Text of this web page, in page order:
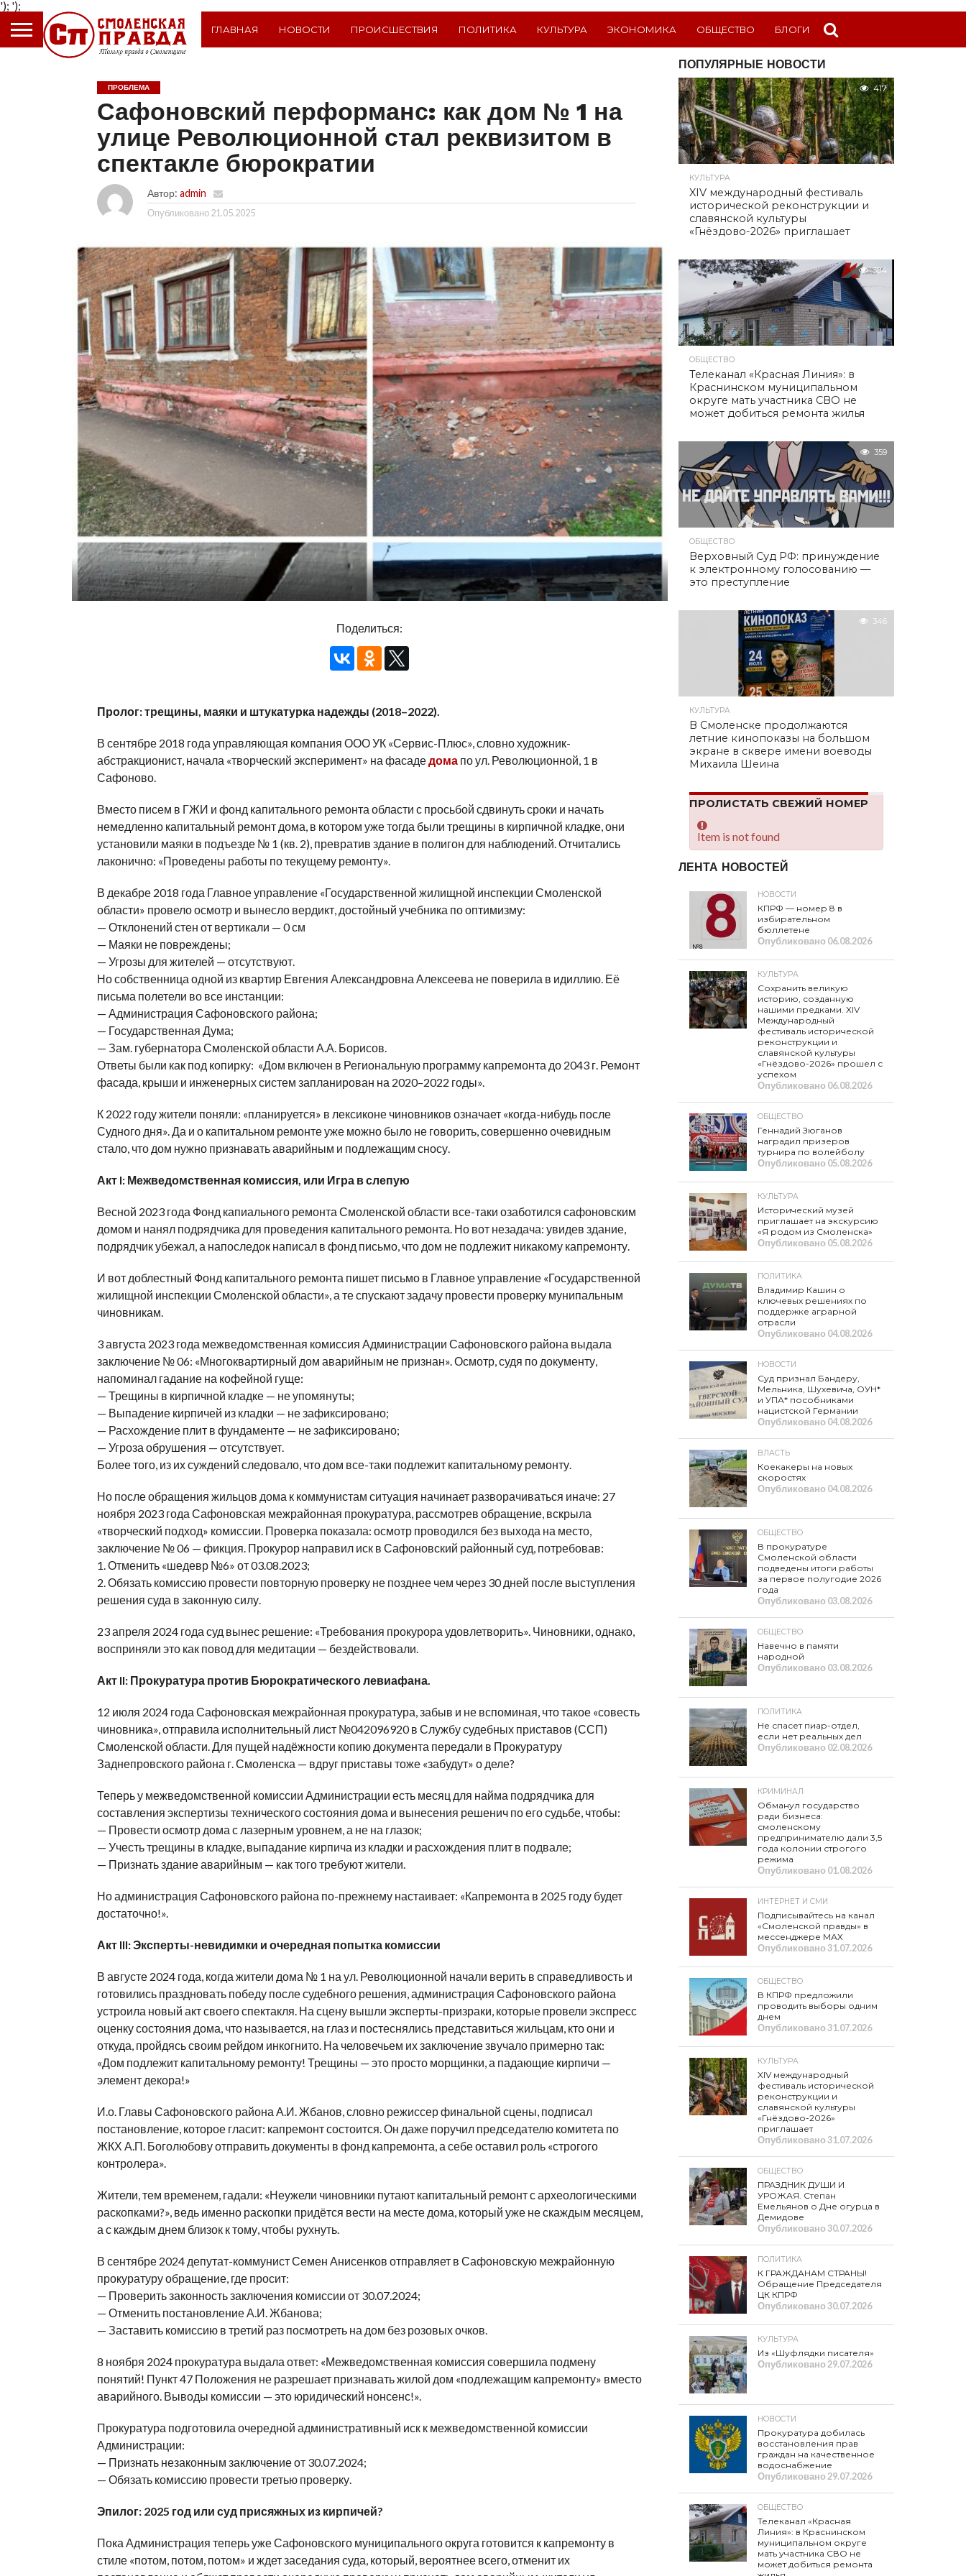
');
ГЛАВНАЯ НОВОСТИ ПРОИСШЕСТВИЯ ПОЛИТИКА КУЛЬТУРА ЭКОНОМИКА ОБЩЕСТВО БЛОГИ
ПРОБЛЕМА
Сафоновский перформанс: как дом № 1 на
улице Революционной стал реквизитом в
спектакле бюрократии
Автор: admin
Опубликовано 21.05.2025
Поделиться:
Пролог: трещины, маяки и штукатурка надежды (2018–2022).
В сентябре 2018 года управляющая компания ООО УК «Сервис-Плюс», словно художник-
абстракционист, начала «творческий эксперимент» на фасадедомапо ул. Революционной, 1 в
Сафоново.
Вместо писем в ГЖИ и фонд капитального ремонта области с просьбой сдвинуть сроки и начать
немедленно капитальный ремонт дома, в котором уже тогда были трещины в кирпичной кладке, они
установили маяки в подъезде № 1 (кв. 2), превратив здание в полигон для наблюдений. Отчитались
лаконично: «Проведены работы по текущему ремонту».
В декабре 2018 года Главное управление «Государственной жилищной инспекции Смоленской
области» провело осмотр и вынесло вердикт, достойный учебника по оптимизму:
— Отклонений стен от вертикали — 0 см
— Маяки не повреждены;
— Угрозы для жителей — отсутствуют.
Но собственница одной из квартир Евгения Александровна Алексеева не поверила в идиллию. Её
письма полетели во все инстанции:
— Администрация Сафоновского района;
— Государственная Дума;
— Зам. губернатора Смоленской области А.А. Борисов.
Ответы были как под копирку: «Дом включен в Региональную программу капремонта до 2043 г. Ремонт
фасада, крыши и инженерных систем запланирован на 2020–2022 годы».
К 2022 году жители поняли: «планируется» в лексиконе чиновников означает «когда-нибудь после
Судного дня». Да и о капитальном ремонте уже можно было не говорить, совершенно очевидным
стало, что дом нужно признавать аварийным и подлежащим сносу.
Акт I: Межведомственная комиссия, или Игра в слепую
Весной 2023 года Фонд капиального ремонта Смоленской области все-таки озаботился сафоновским
домом и нанял подрядчика для проведения капитального ремонта. Но вот незадача: увидев здание,
подрядчик убежал, а напоследок написал в фонд письмо, что дом не подлежит никакому капремонту.
И вот доблестный Фонд капитального ремонта пишет письмо в Главное управление «Государственной
жилищной инспекции Смоленской области», а те спускают задачу провести проверку мунипальным
чиновникам.
3 августа 2023 года межведомственная комиссия Администрации Сафоновского района выдала
заключение № 06: «Многоквартирный дом аварийным не признан». Осмотр, судя по документу,
напоминал гадание на кофейной гуще:
— Трещины в кирпичной кладке — не упомянуты;
— Выпадение кирпичей из кладки — не зафиксировано;
— Расхождение плит в фундаменте — не зафиксировано;
— Угроза обрушения — отсутствует.
Более того, из их суждений следовало, что дом все-таки подлежит капитальному ремонту.
Но после обращения жильцов дома к коммунистам ситуация начинает разворачиваться иначе: 27
ноября 2023 года Сафоновская межрайонная прокуратура, рассмотрев обращение, вскрыла
«творческий подход» комиссии. Проверка показала: осмотр проводился без выхода на место,
заключение № 06 — фикция. Прокурор направил иск в Сафоновский районный суд, потребовав:
1. Отменить «шедевр №6» от 03.08.2023;
2. Обязать комиссию провести повторную проверку не позднее чем через 30 дней после выступления
решения суда в законную силу.
23 апреля 2024 года суд вынес решение: «Требования прокурора удовлетворить». Чиновники, однако,
восприняли это как повод для медитации — бездействовали.
Акт II: Прокуратура против Бюрократического левиафана.
12 июля 2024 года Сафоновская межрайонная прокуратура, забыв и не вспоминая, что такое «совесть
чиновника», отправила исполнительный лист №042096920 в Службу судебных приставов (ССП)
Смоленской области. Для пущей надёжности копию документа передали в Прокуратуру
Заднепровского района г. Смоленска — вдруг приставы тоже «забудут» о деле?
Теперь у межведомственной комиссии Администрации есть месяц для найма подрядчика для
составления экспертизы технического состояния дома и вынесения решенич по его судьбе, чтобы:
— Провести осмотр дома с лазерным уровнем, а не на глазок;
— Учесть трещины в кладке, выпадание кирпича из кладки и расхождения плит в подвале;
— Признать здание аварийным — как того требуют жители.
Но администрация Сафоновского района по-прежнему настаивает: «Капремонта в 2025 году будет
достаточно!».
Акт III: Эксперты-невидимки и очередная попытка комиссии
В августе 2024 года, когда жители дома № 1 на ул. Революционной начали верить в справедливость и
готовились праздновать победу после судебного решения, администрация Сафоновского района
устроила новый акт своего спектакля. На сцену вышли эксперты-призраки, которые провели экспресс
оценку состояния дома, что называется, на глаз и постеснялись представиться жильцам, кто они и
откуда, пройдясь своим рейдом инкогнито. На человечьем их заключение звучало примерно так:
«Дом подлежит капитальному ремонту! Трещины — это просто морщинки, а падающие кирпичи —
элемент декора!»
И.о. Главы Сафоновского района А.И. Жбанов, словно режиссер финальной сцены, подписал
постановление, которое гласит: капремонт состоится. Он даже поручил председателю комитета по
ЖКХ А.П. Боголюбову отправить документы в фонд капремонта, а себе оставил роль «строгого
контролера».
Жители, тем временем, гадали: «Неужели чиновники путают капитальный ремонт с археологическими
раскопками?», ведь именно раскопки придётся вести на месте дома, который уже не скаждым месяцем,
а с каждым днем близок к тому, чтобы рухнуть.
В сентябре 2024 депутат-коммунист Семен Анисенков отправляет в Сафоновскую межрайонную
прокуратуру обращение, где просит:
— Проверить законность заключения комиссии от 30.07.2024;
— Отменить постановление А.И. Жбанова;
— Заставить комиссию в третий раз посмотреть на дом без розовых очков.
8 ноября 2024 прокуратура выдала ответ: «Межведомственная комиссия совершила подмену
понятий! Пункт 47 Положения не разрешает признавать жилой дом «подлежащим капремонту» вместо
аварийного. Выводы комиссии — это юридический нонсенс!».
Прокуратура подготовила очередной административный иск к межведомственной комиссии
Администрации:
— Признать незаконным заключение от 30.07.2024;
— Обязать комиссию провести третью проверку.
Эпилог: 2025 год или суд присяжных из кирпичей?
Пока Администрация теперь уже Сафоновского муниципального округа готовится к капремонту в
стиле «потом, потом, потом» и ждет заседания суда, который, вероятнее всего, отменит их
ПОПУЛЯРНЫЕ НОВОСТИ
417
КУЛЬТУРА
XIV международный фестиваль
исторической реконструкции и
славянской культуры
«Гнёздово-2026» приглашает
384
ОБЩЕСТВО
Телеканал «Красная Линия»: в
Краснинском муниципальном
округе мать участника СВО не
может добиться ремонта жилья
359
ОБЩЕСТВО
Верховный Суд РФ: принуждение
к электронному голосованию —
это преступление
346
КУЛЬТУРА
В Смоленске продолжаются
летние кинопоказы на большом
экране в сквере имени воеводы
Михаила Шеина
ПРОЛИСТАТЬ СВЕЖИЙ НОМЕР
Item is not found
ЛЕНТА НОВОСТЕЙ
НОВОСТИ
КПРФ — номер 8 в
избирательном
бюллетене
Опубликовано06.08.2026
КУЛЬТУРА
Сохранить великую
историю, созданную
нашими предками. XIV
Международный
фестиваль исторической
реконструкции и
славянской культуры
«Гнёздово-2026» прошел с
успехом
Опубликовано06.08.2026
ОБЩЕСТВО
Геннадий Зюганов
наградил призеров
турнира по волейболу
Опубликовано05.08.2026
КУЛЬТУРА
Исторический музей
приглашает на экскурсию
«Я родом из Смоленска»
Опубликовано05.08.2026
ПОЛИТИКА
Владимир Кашин о
ключевых решениях по
поддержке аграрной
отрасли
Опубликовано04.08.2026
НОВОСТИ
Суд признал Бандеру,
Мельника, Шухевича, ОУН*
и УПА* пособниками
нацистской Германии
Опубликовано04.08.2026
ВЛАСТЬ
Коекакеры на новых
скоростях
Опубликовано04.08.2026
ОБЩЕСТВО
В прокуратуре
Смоленской области
подведены итоги работы
за первое полугодие 2026
года
Опубликовано03.08.2026
ОБЩЕСТВО
Навечно в памяти
народной
Опубликовано03.08.2026
ПОЛИТИКА
Не спасет пиар-отдел,
если нет реальных дел
Опубликовано02.08.2026
КРИМИНАЛ
Обманул государство
ради бизнеса:
смоленскому
предпринимателю дали 3,5
года колонии строгого
режима
Опубликовано01.08.2026
ИНТЕРНЕТ И СМИ
Подписывайтесь на канал
«Смоленской правды» в
мессенджере МАХ
Опубликовано31.07.2026
ОБЩЕСТВО
В КПРФ предложили
проводить выборы одним
днем
Опубликовано31.07.2026
КУЛЬТУРА
XIV международный
фестиваль исторической
реконструкции и
славянской культуры
«Гнёздово-2026»
приглашает
Опубликовано31.07.2026
ОБЩЕСТВО
ПРАЗДНИК ДУШИ И
УРОЖАЯ. Степан
Емельянов о Дне огурца в
Демидове
Опубликовано30.07.2026
ПОЛИТИКА
К ГРАЖДАНАМ СТРАНЫ!
Обращение Председателя
ЦК КПРФ
Опубликовано30.07.2026
КУЛЬТУРА
Из «Шуфлядки писателя»
Опубликовано29.07.2026
НОВОСТИ
Прокуратура добилась
восстановления прав
граждан на качественное
водоснабжение
Опубликовано29.07.2026
ОБЩЕСТВО
Телеканал «Красная
Линия»: в Краснинском
муниципальном округе
мать участника СВО не
может добиться ремонта
');